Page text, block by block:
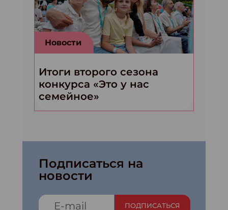
Новости
Итоги второго сезона
конкурса «Это у нас
семейное»
Подписаться на
новости
ПОДПИСАТЬСЯ